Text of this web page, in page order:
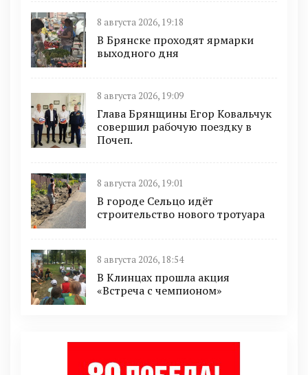
8 августа 2026, 19:18
В Брянске проходят ярмарки
выходного дня
8 августа 2026, 19:09
Глава Брянщины Егор Ковальчук
совершил рабочую поездку в
Почеп.
8 августа 2026, 19:01
В городе Сельцо идёт
строительство нового тротуара
8 августа 2026, 18:54
В Клинцах прошла акция
«Встреча с чемпионом»